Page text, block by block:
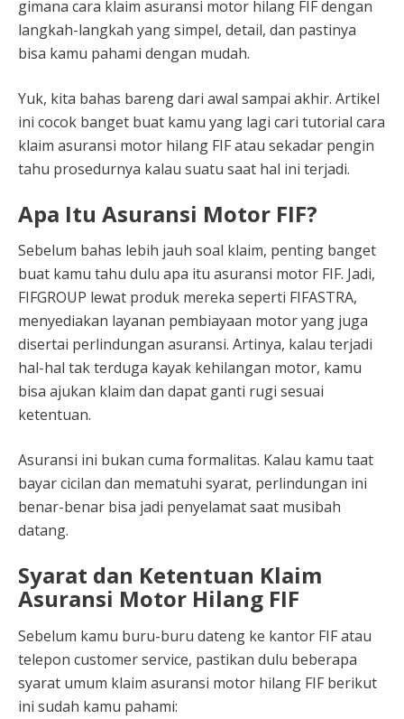
gimana cara klaim asuransi motor hilang FIF dengan
langkah-langkah yang simpel, detail, dan pastinya
bisa kamu pahami dengan mudah.
Yuk, kita bahas bareng dari awal sampai akhir. Artikel
ini cocok banget buat kamu yang lagi cari tutorial cara
klaim asuransi motor hilang FIF atau sekadar pengin
tahu prosedurnya kalau suatu saat hal ini terjadi.
Apa Itu Asuransi Motor FIF?
Sebelum bahas lebih jauh soal klaim, penting banget
buat kamu tahu dulu apa itu asuransi motor FIF. Jadi,
FIFGROUP lewat produk mereka seperti FIFASTRA,
menyediakan layanan pembiayaan motor yang juga
disertai perlindungan asuransi. Artinya, kalau terjadi
hal-hal tak terduga kayak kehilangan motor, kamu
bisa ajukan klaim dan dapat ganti rugi sesuai
ketentuan.
Asuransi ini bukan cuma formalitas. Kalau kamu taat
bayar cicilan dan mematuhi syarat, perlindungan ini
benar-benar bisa jadi penyelamat saat musibah
datang.
Syarat dan Ketentuan Klaim
Asuransi Motor Hilang FIF
Sebelum kamu buru-buru dateng ke kantor FIF atau
telepon customer service, pastikan dulu beberapa
syarat umum klaim asuransi motor hilang FIF berikut
ini sudah kamu pahami: